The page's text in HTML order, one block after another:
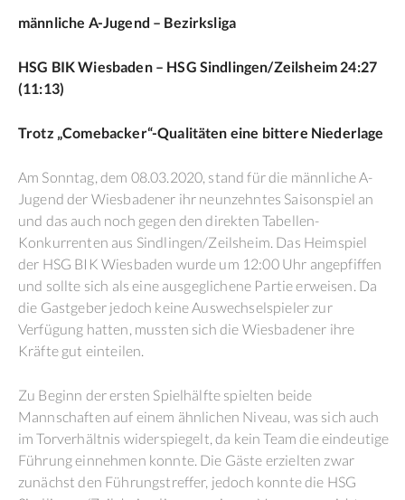
männliche A-Jugend – Bezirksliga
HSG BIK Wiesbaden – HSG Sindlingen/Zeilsheim 24:27
(11:13)
Trotz „Comebacker“-Qualitäten eine bittere Niederlage
Am Sonntag, dem 08.03.2020, stand für die männliche A-
Jugend der Wiesbadener ihr neunzehntes Saisonspiel an
und das auch noch gegen den direkten Tabellen-
Konkurrenten aus Sindlingen/Zeilsheim. Das Heimspiel
der HSG BIK Wiesbaden wurde um 12:00 Uhr angepfiffen
und sollte sich als eine ausgeglichene Partie erweisen. Da
die Gastgeber jedoch keine Auswechselspieler zur
Verfügung hatten, mussten sich die Wiesbadener ihre
Kräfte gut einteilen.
Zu Beginn der ersten Spielhälfte spielten beide
Mannschaften auf einem ähnlichen Niveau, was sich auch
im Torverhältnis widerspiegelt, da kein Team die eindeutige
Führung einnehmen konnte. Die Gäste erzielten zwar
zunächst den Führungstreffer, jedoch konnte die HSG